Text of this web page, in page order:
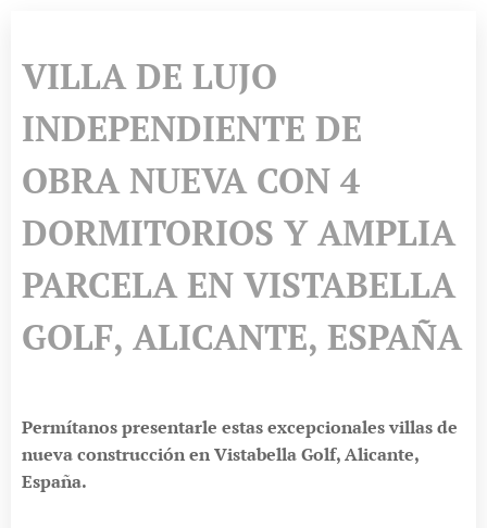
VILLA DE LUJO
INDEPENDIENTE DE
OBRA NUEVA CON 4
DORMITORIOS Y AMPLIA
PARCELA EN VISTABELLA
GOLF, ALICANTE, ESPAÑA
Permítanos presentarle estas excepcionales villas de
nueva construcción en Vistabella Golf, Alicante,
España.